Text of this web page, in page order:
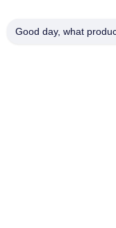
सोलेनॉइड वाल्व कॉइल
Good day, what